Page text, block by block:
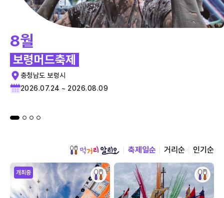
8월
보령머드축제
충청남도 보령시
2026.07.24 ~ 2026.08.09
축제일순 거리순 인기순
개최중